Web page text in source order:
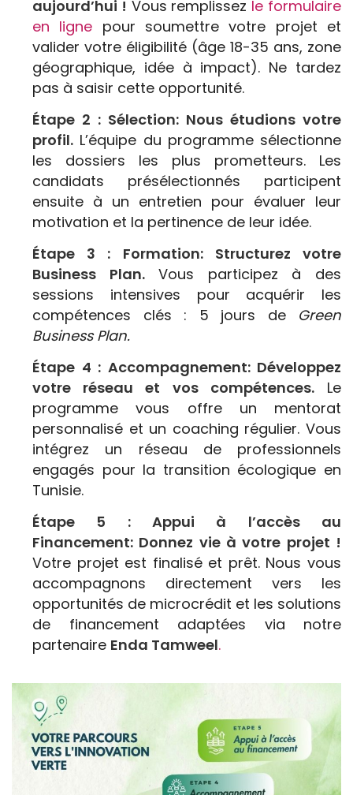
aujourd’hui ! Vous remplissez le formulaire
en ligne pour soumettre votre projet et
valider votre éligibilité (âge 18-35 ans, zone
géographique, idée à impact). Ne tardez
pas à saisir cette opportunité.
Étape 2 : Sélection: Nous étudions votre
profil. L’équipe du programme sélectionne
les dossiers les plus prometteurs. Les
candidats présélectionnés participent
ensuite à un entretien pour évaluer leur
motivation et la pertinence de leur idée.
Étape 3 : Formation: Structurez votre
Business Plan.Vous participez à des
sessions intensives pour acquérir les
compétences clés : 5 jours de Green
Business Plan.
Étape 4 : Accompagnement: Développez
votre réseau et vos compétences.Le
programme vous offre un mentorat
personnalisé et un coaching régulier. Vous
intégrez un réseau de professionnels
engagés pour la transition écologique en
Tunisie.
Étape 5 : Appui à l’accès au
Financement: Donnez vie à votre projet !
Votre projet est finalisé et prêt. Nous vous
accompagnons directement vers les
opportunités de microcrédit et les solutions
de financement adaptées via notre
partenaire Enda Tamweel.